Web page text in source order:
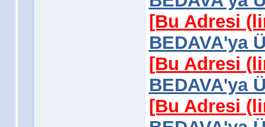
[Bu Adresi
BEDAVA'ya
[Bu Adresi
BEDAVA'ya
[Bu Adresi